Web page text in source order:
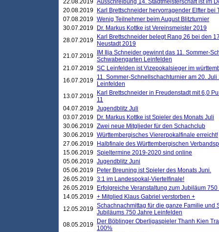
22.08.2019 Ausschreibung 14. Stadtmeisterschaft ist im
20.08.2019
Karl Brettschneider hervorragender Elfter bei
07.08.2019 Wenig Teilnehmer beim August Blitzturnier
30.07.2019
Dr. Markus Kottke ist Vereinsmeister 2019
28.07.2019
Karl Brettschneider belegt Rang 26 bei den
Neustadt 2019
21.07.2019
IM Ilja Schneider gewinnt das 11. Sommer-
Schwabengarten Leinfelden
21.07.2019 SC Leinfelden ist Vizepokalsieger im
16.07.2019 11. Sommer-Schnellschachturnier am 20.
Leinfelden
13.07.2019
Karl Brettschneider in Freudenstadt mit 6,0
11
04.07.2019 Jugendblitz Juli
03.07.2019
Dr. Markus Kottke ist Spieler des Monats Juli
30.06.2019 Zwei neue Mitglieder für den Schachclub
30.06.2019 Württembergisches Viererpokalfinale erreicht!
27.06.2019
Halbfinale des Württembergischen
15.06.2019 Spieltermine 2019-2020 sind online
05.06.2019 Jugendblitz Juni
05.06.2019
Peter Breuning ist Spieler des Monats Juni.
26.05.2019 3:1 im Landespokal-Viertelfinale!
26.05.2019
Erfolgreiche Veranstaltung zum Jubiläum
14.05.2019 + Mitglied Klaus Gabriel verstorben +
12.05.2019 Schachnachmittag für die ganze Familie und
Jubiläums 750 Jahre Leinfelden
08.05.2019
Der Böblinger Oberligaspieler Thanh Kien
100%